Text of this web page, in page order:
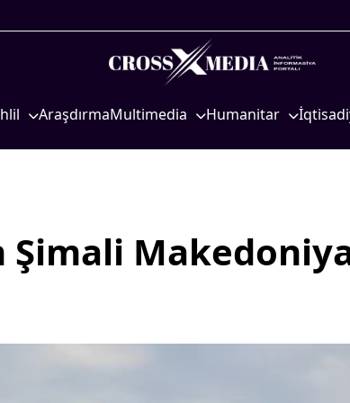
AraşdırmaMultimedia Humanitar
Mədəniyyətimizin Zəfəri
Kənd
Şimali